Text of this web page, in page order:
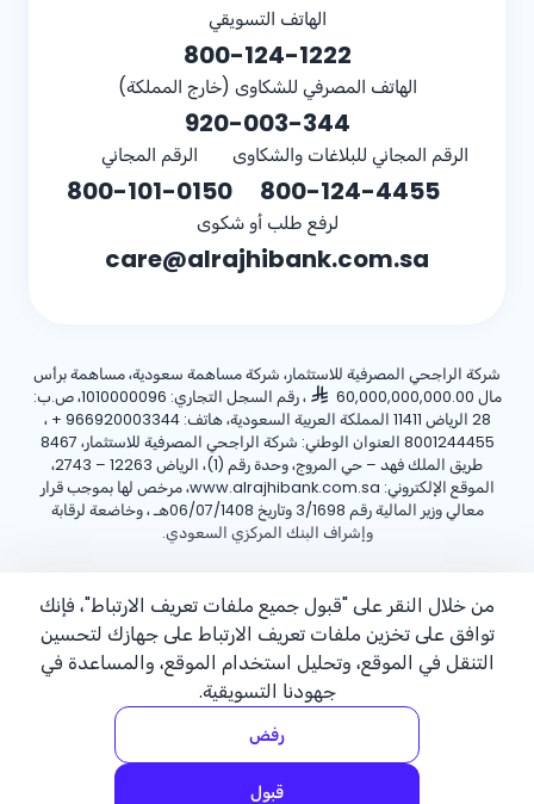
الهاتف التسويقي
800-124-1222
الهاتف المصرفي للشكاوى (خارج المملكة)
920-003-344
الرقم المجاني للبلاغات والشكاوى
800-124-4455
الرقم المجاني
800-101-0150
لرفع طلب أو شكوى
care@alrajhibank.com.sa
شركة الراجحي المصرفية للاستثمار، شركة مساهمة سعودية، مساهمة برأس
مال 60,000,000,000.00
، رقم السجل التجاري: 1010000096، ص.ب:
28 الرياض 11411 المملكة العربية السعودية، هاتف:
+ 966920003344 ،
8001244455 العنوان الوطني: شركة الراجحي المصرفية للاستثمار، 8467
طريق الملك فهد – حي المروج، وحدة رقم (1)، الرياض 12263 – 2743،
الموقع الإلكتروني: www.alrajhibank.com.sa، مرخص لها بموجب قرار
معالي وزير المالية رقم 3/1698 وتاريخ 06/07/1408هـ ، وخاضعة لرقابة
وإشراف البنك المركزي السعودي.
حقوق الطبع والنشر ©2026 مصرف الراجحي.
سياسة ملفات تعريف الارتباط سياسة الخصوصية الأحكام والشروط
من خلال النقر على "قبول جميع ملفات تعريف الارتباط"، فإنك
توافق على تخزين ملفات تعريف الارتباط على جهازك لتحسين
التنقل في الموقع، وتحليل استخدام الموقع، والمساعدة في
جهودنا التسويقية.
رفض
قبول